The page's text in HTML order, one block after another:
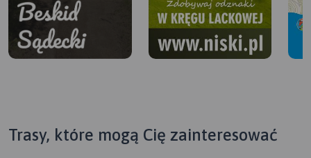
koniecznie trzeba zobaczyć cerkiew św. Jakuba. Jako
obiekt UNESCO jest zwykle otwarta w ciągu dnia (z
wyjatkiem poniedziałków)
Trasy, które mogą Cię zainteresować